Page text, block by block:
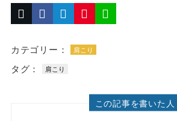
カテゴリー： 肩こり
タグ： 肩こり
この記事を書いた人